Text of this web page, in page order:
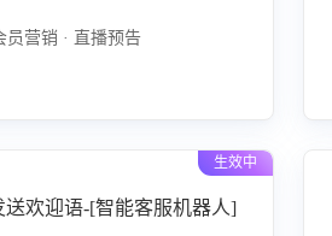
员营销 · 直播预告
生效中
送欢迎语-[智能客服机器人]